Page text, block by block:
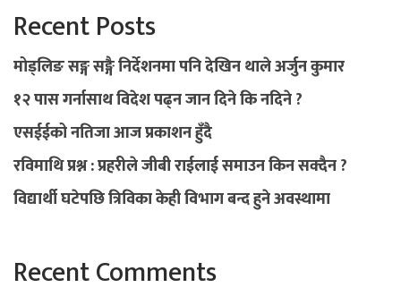
Recent Posts
मोड्लिङ सङ्ग सङ्गै निर्देशनमा पनि देखिन थाले अर्जुन कुमार
१२ पास गर्नासाथ विदेश पढ्न जान दिने कि नदिने ?
एसईईको नतिजा आज प्रकाशन हुँदै
रविमाथि प्रश्न : प्रहरीले जीबी राईलाई समाउन किन सक्दैन ?
विद्यार्थी घटेपछि त्रिविका केही विभाग बन्द हुने अवस्थामा
Recent Comments